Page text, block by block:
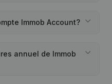
Immob Account?
annuel de Immob